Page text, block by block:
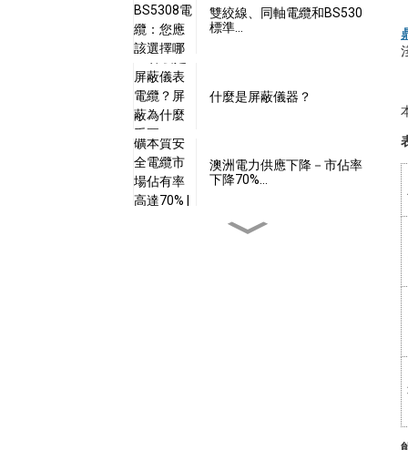
雙絞線、同軸電纜和BS530
標準…
什麼是屏蔽儀器？
澳洲電力供應下降－市佔率
下降70%…